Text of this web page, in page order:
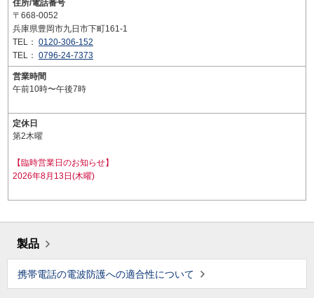
住所/電話番号
〒668-0052
兵庫県豊岡市九日市下町161-1
TEL： 0120-306-152
TEL： 0796-24-7373
営業時間
午前10時〜午後7時
定休日
第2木曜
【臨時営業日のお知らせ】
2026年8月13日(木曜)
製品
携帯電話の電波防護への適合性について